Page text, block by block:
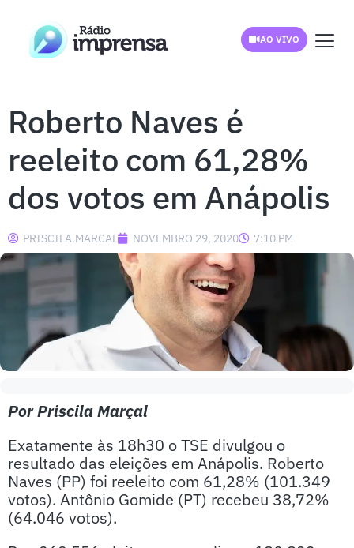
AO VIVO
Roberto Naves é
reeleito com 61,28%
dos votos em Anápolis
PRISCILA.MARCAL NOVEMBRO 29, 2020 7:10 PM
Por Priscila Marçal
Exatamente às 18h30 o TSE divulgou o
resultado das eleições em Anápolis. Roberto
Naves (PP) foi reeleito com 61,28% (101.349
votos). Antônio Gomide (PT) recebeu 38,72%
(64.046 votos).